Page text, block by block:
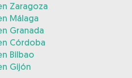
Zaragoza
Málaga
Granada
Córdoba
Bilbao
Gijón